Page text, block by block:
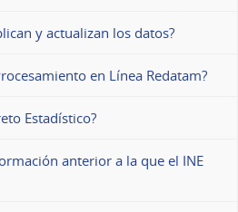
y actualizan los datos?
en Línea Redatam?
Estadístico?
anterior a la que el INE